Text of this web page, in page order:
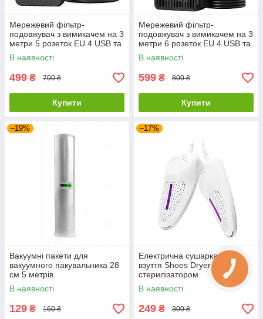
Мережевий фільтр-
подовжувач з вимикачем на 3
метри 5 розеток EU 4 USB та
Type-C PD
В наявності
499 ₴ 700 ₴
Купити
Мережевий фільтр-
подовжувач з вимикачем на 3
метри 6 розеток EU 4 USB та
Type-C PD
В наявності
599 ₴ 800 ₴
Купити
–19%
Вакуумні пакети для
вакуумного пакувальника 28
см 5 метрів
В наявності
129 ₴ 160 ₴
–17%
Електрична сушарка для
взуття Shoes Dryer із SB-
стерилізатором
В наявності
249 ₴ 300 ₴